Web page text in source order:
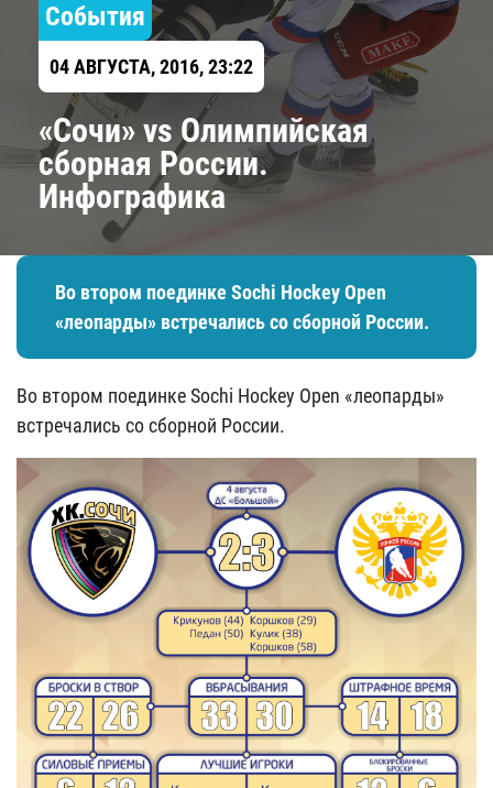
События
04 АВГУСТА, 2016, 23:22
«Сочи» vs Олимпийская
сборная России.
Инфографика
Во втором поединке Sochi Hockey Open
«леопарды» встречались со сборной России.
Во втором поединке Sochi Hockey Open «леопарды»
встречались со сборной России.